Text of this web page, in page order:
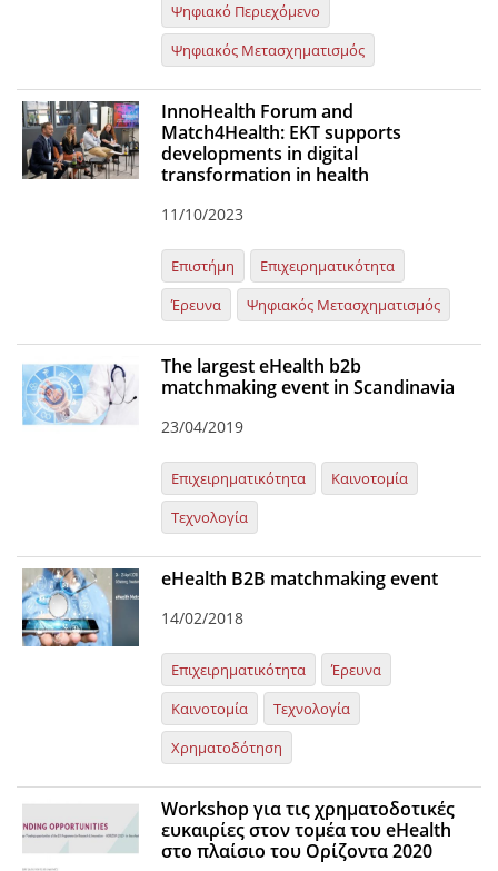
Ψηφιακό Περιεχόμενο
Ψηφιακός Μετασχηματισμός
InnoHealth Forum and
Match4Health: EKT supports
developments in digital
transformation in health
11/10/2023
Επιστήμη
Επιχειρηματικότητα
Έρευνα
Ψηφιακός Μετασχηματισμός
The largest eHealth b2b
matchmaking event in Scandinavia
23/04/2019
Επιχειρηματικότητα
Καινοτομία
Τεχνολογία
eHealth B2B matchmaking event
14/02/2018
Επιχειρηματικότητα
Έρευνα
Καινοτομία
Τεχνολογία
Χρηματοδότηση
Workshop για τις χρηματοδοτικές
ευκαιρίες στον τομέα του eHealth
στο πλαίσιο του Ορίζοντα 2020